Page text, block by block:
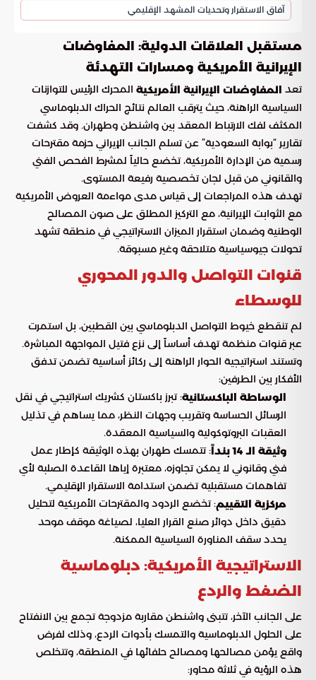
آفاق الاستقرار وتحديات المشهد الإقليمي
مستقبل العلاقات الدولية: المفاوضات
الإيرانية الأمريكية ومسارات التهدئة
تعد المفاوضات الإيرانية الأمريكية المحرك الرئيس للتوازنات
السياسية الراهنة، حيث يترقب العالم نتائج الحراك الدبلوماسي
المكثف لفك الارتباط المعقد بين واشنطن وطهران. وقد كشفت
تقارير “بوابة السعودية” عن تسلم الجانب الإيراني حزمة مقترحات
رسمية من الإدارة الأمريكية، تخضع حالياً لمشرط الفحص الفني
والقانوني من قبل لجان تخصصية رفيعة المستوى.
تهدف هذه المراجعات إلى قياس مدى مواءمة العروض الأمريكية
مع الثوابت الإيرانية، مع التركيز المطلق على صون المصالح
الوطنية وضمان استقرار الميزان الاستراتيجي في منطقة تشهد
تحولات جيوسياسية متلاحقة وغير مسبوقة.
قنوات التواصل والدور المحوري
للوسطاء
لم تنقطع خيوط التواصل الدبلوماسي بين القطبين، بل استمرت
عبر قنوات منظمة تهدف أساساً إلى نزع فتيل المواجهة المباشرة.
وتستند استراتيجية الحوار الراهنة إلى ركائز أساسية تضمن تدفق
الأفكار بين الطرفين:
الوساطة الباكستانية: تبرز باكستان كشريك استراتيجي في نقل
الرسائل الحساسة وتقريب وجهات النظر، مما يساهم في تذليل
العقبات البروتوكولية والسياسية المعقدة.
وثيقة الـ 14 بنداً
: تتمسك طهران بهذه الوثيقة كإطار عمل
فني وقانوني لا يمكن تجاوزه، معتبرة إياها القاعدة الصلبة لأي
تفاهمات مستقبلية تضمن استدامة الاستقرار الإقليمي.
مركزية التقييم: تخضع الردود والمقترحات الأمريكية لتحليل
دقيق داخل دوائر صنع القرار العليا، لصياغة موقف موحد
يحدد سقف المناورة السياسية الممكنة.
الاستراتيجية الأمريكية: دبلوماسية
الضغط والردع
على الجانب الآخر، تتبنى واشنطن مقاربة مزدوجة تجمع بين الانفتاح
على الحلول الدبلوماسية والتمسك بأدوات الردع، وذلك لفرض
واقع يؤمن مصالحها ومصالح حلفائها في المنطقة، وتتخلص
هذه الرؤية في ثلاثة محاور: